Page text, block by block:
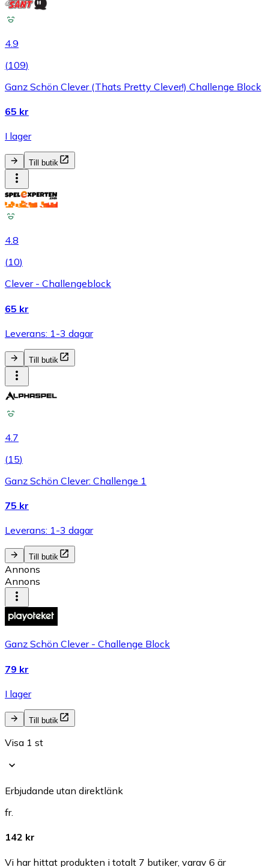
4.9
(109)
Ganz Schön Clever (Thats Pretty Clever!) Challenge Block
65 kr
I lager
Till butik
4.8
(10)
Clever - Challengeblock
65 kr
Leverans: 1-3 dagar
Till butik
4.7
(15)
Ganz Schön Clever: Challenge 1
75 kr
Leverans: 1-3 dagar
Till butik
Annons
Annons
Ganz Schön Clever - Challenge Block
79 kr
I lager
Till butik
Visa 1 st
Erbjudande utan direktlänk
fr.
142 kr
Vi har hittat produkten i totalt 7 butiker, varav 6 är